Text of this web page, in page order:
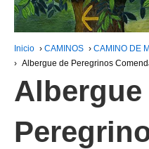
Inicio › CAMINOS › CAMINO DE
› Albergue de Peregrinos
Albergue